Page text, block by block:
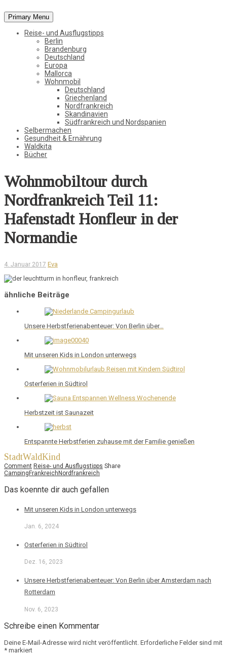
StadtWaldKind
Vom Leben in der Natur, der Stadt und in der weiten Welt
Primary Menu
Reise- und Ausflugstipps
Berlin
Brandenburg
Deutschland
Europa
Mallorca
Wohnmobil
Deutschland
Griechenland
Nordfrankreich
Skandinavien
Südfrankreich und Nordspanien
Selbermachen
Gesundheit & Ernährung
Waldkita
Bücher
Wohnmobiltour durch
Nordfrankreich Teil 11:
Hafenstadt Honfleur in der
Normandie
4. Januar 2017 Eva
ähnliche Beiträge
Unsere Herbstferienabenteuer: Von Berlin über…
Mit unseren Kids in London unterwegs
Osterferien in Südtirol
Herbstzeit ist Saunazeit
Entspannte Herbstferien zuhause mit der Familie genießen
StadtWaldKind
Comment Reise- und Ausflugstipps Share
CampingFrankreichNordfrankreich
Das koennte dir auch gefallen
Mit unseren Kids in London unterwegs
Jan. 6, 2024
Osterferien in Südtirol
Dez. 16, 2023
Unsere Herbstferienabenteuer: Von Berlin über Amsterdam nach
Rotterdam
Nov. 6, 2023
Schreibe einen Kommentar
Deine E-Mail-Adresse wird nicht veröffentlicht. Erforderliche Felder sind mit
* markiert